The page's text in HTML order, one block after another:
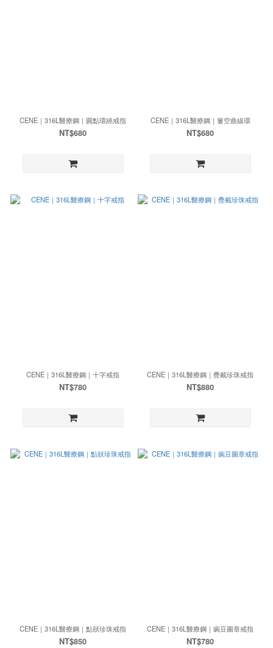
CENE｜316L醫療鋼｜圓點環繞戒指
NT$680
CENE｜316L醫療鋼｜簍空曲線環
NT$680
CENE｜316L醫療鋼｜十字戒指
NT$780
CENE｜316L醫療鋼｜疊戴珍珠戒指
NT$880
CENE｜316L醫療鋼｜點狀珍珠戒指
NT$850
CENE｜316L醫療鋼｜豌豆圖章戒指
NT$780